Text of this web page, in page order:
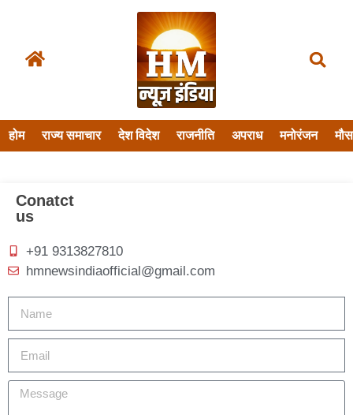
होम राज्य समाचार देश विदेश राजनीति अपराध मनोरंजन
Conatct
us
+91 9313827810
hmnewsindiaofficial@gmail.com